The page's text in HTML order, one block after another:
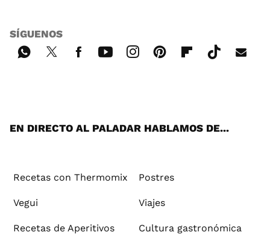
SÍGUENOS
EN DIRECTO AL PALADAR HABLAMOS DE...
Recetas con Thermomix Postres
Vegui Viajes
Recetas de Aperitivos Cultura gastronómica